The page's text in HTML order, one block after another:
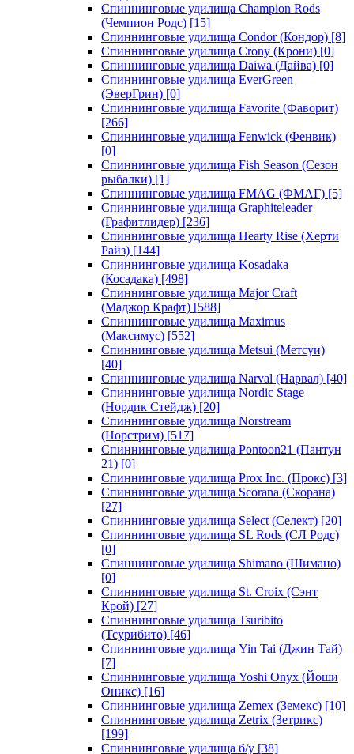
Спиннинговые удилища Champion Rods
(Чемпион Родс) [15]
Спиннинговые удилища Condor (Кондор) [8]
Спиннинговые удилища Crony (Крони) [0]
Спиннинговые удилища Daiwa (Дайва) [0]
Спиннинговые удилища EverGreen
(ЭверГрин) [0]
Спиннинговые удилища Favorite (Фаворит)
[266]
Спиннинговые удилища Fenwick (Фенвик)
[0]
Спиннинговые удилища Fish Season (Сезон
рыбалки) [1]
Спиннинговые удилища FMAG (ФМАГ) [5]
Спиннинговые удилища Graphiteleader
(Графитлидер) [236]
Спиннинговые удилища Hearty Rise (Херти
Райз) [144]
Спиннинговые удилища Kosadaka
(Косадака) [498]
Спиннинговые удилища Major Craft
(Маджор Крафт) [588]
Спиннинговые удилища Maximus
(Максимус) [552]
Спиннинговые удилища Metsui (Метсуи)
[40]
Спиннинговые удилища Narval (Нарвал) [40]
Спиннинговые удилища Nordic Stage
(Нордик Стейдж) [20]
Спиннинговые удилища Norstream
(Норстрим) [517]
Спиннинговые удилища Pontoon21 (Пантун
21) [0]
Спиннинговые удилища Prox Inc. (Прокс) [3]
Спиннинговые удилища Scorana (Скорана)
[27]
Спиннинговые удилища Select (Селект) [20]
Спиннинговые удилища SL Rods (СЛ Родс)
[0]
Спиннинговые удилища Shimano (Шимано)
[0]
Спиннинговые удилища St. Croix (Сэнт
Крой) [27]
Спиннинговые удилища Tsuribito
(Тсурибито) [46]
Спиннинговые удилища Yin Tai (Джин Тай)
[7]
Спиннинговые удилища Yoshi Onyx (Йоши
Оникс) [16]
Спиннинговые удилища Zemex (Земекс) [10]
Спиннинговые удилища Zetrix (Зетрикс)
[199]
Спиннинговые удилища б/у [38]